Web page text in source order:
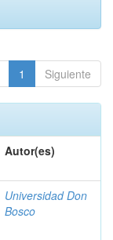
1 Siguiente
Autor(es)
Universidad Don
Bosco